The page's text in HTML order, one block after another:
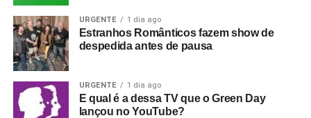
URGENTE 1 dia ago
Estranhos Românticos fazem show de
despedida antes de pausa
URGENTE 1 dia ago
E qual é a dessa TV que o Green Day
lançou no YouTube?